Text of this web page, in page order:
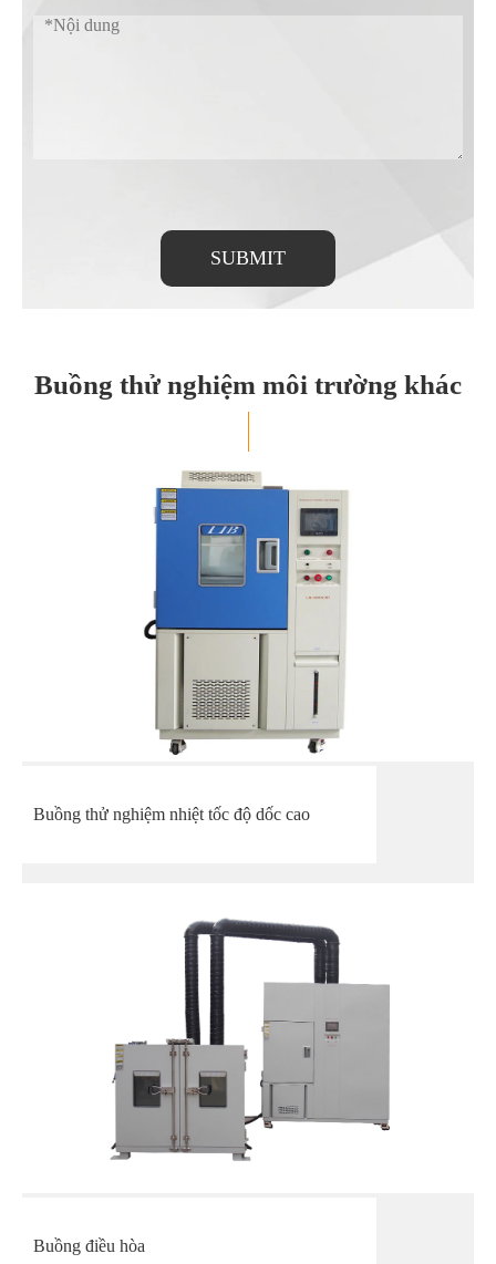
SUBMIT
Buồng thử nghiệm môi trường khác
Buồng thử nghiệm nhiệt tốc độ dốc cao
Buồng điều hòa